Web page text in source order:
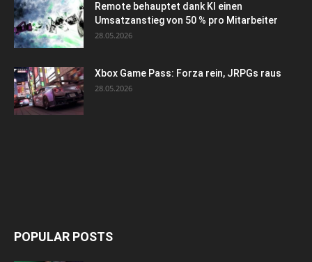
Remote behauptet dank KI einen
Umsatzanstieg von 50 % pro Mitarbeiter
28.05.2026
Xbox Game Pass: Forza rein, JRPGs raus
28.05.2026
POPULAR POSTS